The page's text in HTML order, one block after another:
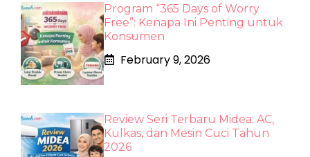
Program “365 Days of Worry
Free”: Kenapa Ini Penting untuk
Konsumen
February 9, 2026
Review Seri Terbaru Midea: AC,
Kulkas, dan Mesin Cuci Tahun
2026